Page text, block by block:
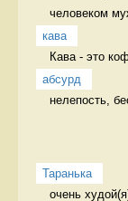
человеком
кава
Кава - это
абсурд
нелепость,
Таранька
очень